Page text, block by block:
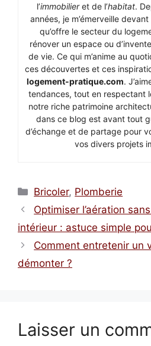
l’immobilieret de l’habitat.
années, je m’émerveille
qu’offre le secteur du
rénover un espace ou
de vie. Ce qui m’anime au
ces découvertes et ces
logement-pratique.com.
tendances, tout en respectant
notre riche patrimoine
dans ce blog est avant tout
d’échange et de partage pour
vos divers projets
Catégories
Bricoler, Plomberie
Optimiser l’aération
intérieur : astuce simple
Comment entretenir un
démonter ?
Laisser un